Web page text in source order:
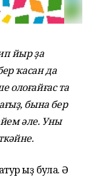
йыр ҙа
ҡасан да
та
бына бер
әле. Уны
ҡыҙ була. Ә